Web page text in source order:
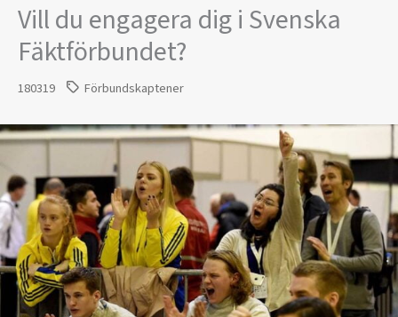
Vill du engagera dig i Svenska
Fäktförbundet?
180319 Förbundskaptener